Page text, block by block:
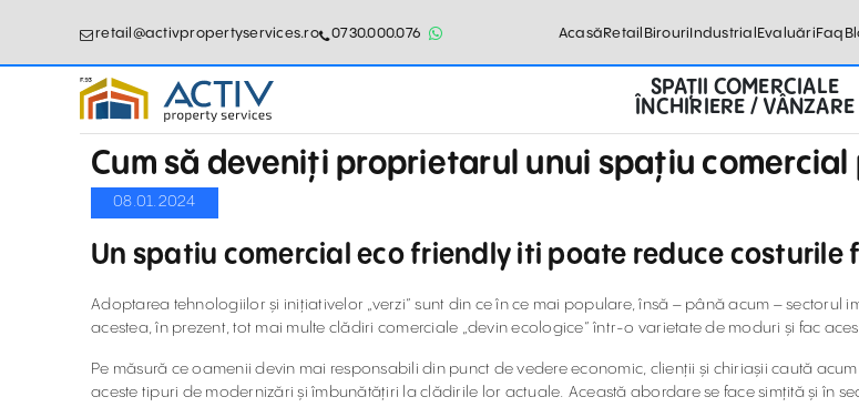
retail@activpropertyservices.ro 0730.000.076 AcasăRetail BirouriIndustrialEvaluăriFaq
SPAȚII COMERCIALE
ÎNCHIRIERE / VÂNZARE
Cum să deveniți proprietarul unui spațiu comercial
08.01.2024
Un spatiu comercial eco friendly iti poate reduce costurile
Adoptarea tehnologiilor și inițiativelor „verzi” sunt din ce în ce mai populare, însă – până acum – sectorul
acestea, în prezent, tot mai multe clădiri comerciale „devin ecologice” într-o varietate de moduri și fac
Pe măsură ce oamenii devin mai responsabili din punct de vedere economic, clienții și chiriașii caută
aceste tipuri de modernizări și îmbunătățiri la clădirile lor actuale. Această abordare se face simțită și în